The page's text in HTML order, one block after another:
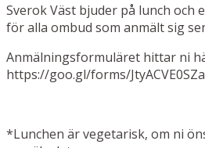
Sverok Väst bjuder på lunch och
för alla ombud som anmält sig
Anmälningsformuläret hittar ni
https://goo.gl/forms/
*Lunchen är vegetarisk, om ni